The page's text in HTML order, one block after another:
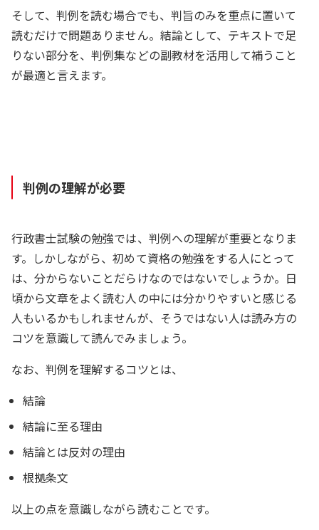
そして、判例を読む場合でも、判旨のみを重点に置いて
読むだけで問題ありません。結論として、テキストで足
りない部分を、判例集などの副教材を活用して補うこと
が最適と言えます。
判例の理解が必要
行政書士試験の勉強では、判例への理解が重要となりま
す。しかしながら、初めて資格の勉強をする人にとって
は、分からないことだらけなのではないでしょうか。日
頃から文章をよく読む人の中には分かりやすいと感じる
人もいるかもしれませんが、そうではない人は読み方の
コツを意識して読んでみましょう。
なお、判例を理解するコツとは、
結論
結論に至る理由
結論とは反対の理由
根拠条文
以上の点を意識しながら読むことです。